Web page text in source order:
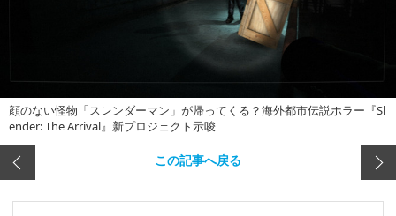
顔のない怪物「スレンダーマン」が帰ってくる？海外都市伝説ホラー『Sl
ender: The Arrival』新プロジェクト示唆
この記事へ戻る